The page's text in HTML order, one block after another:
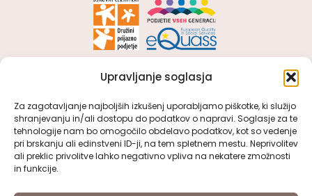
Upravljanje soglasja
Za zagotavljanje najboljših izkušenj uporabljamo piškotke, ki služijo
shranjevanju in/ali dostopu do podatkov o napravi. Soglasje za te
tehnologije nam bo omogočilo obdelavo podatkov, kot so vedenje
pri brskanju ali edinstveni ID-ji, na tem spletnem mestu. Neprivolitev
ali preklic privolitve lahko negativno vpliva na nekatere zmožnosti
in funkcije.
OSNOVNI PODATKI
VDC Kranj
Kidričeva cesta 51, 4000 Kranj